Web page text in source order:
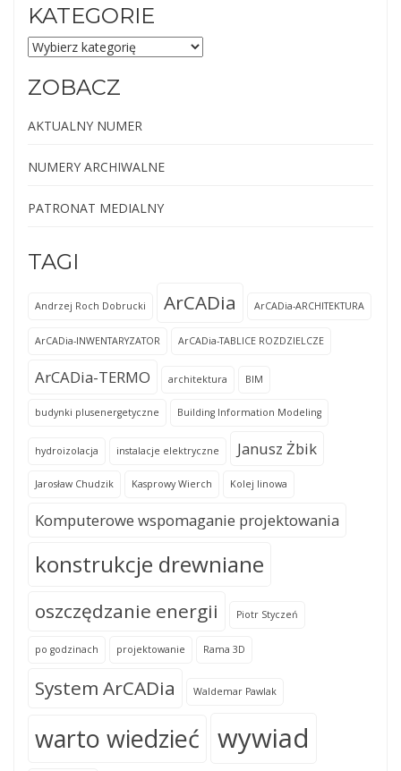
KATEGORIE
KATEGORIE
ZOBACZ
AKTUALNY NUMER
NUMERY ARCHIWALNE
PATRONAT MEDIALNY
TAGI
Andrzej Roch Dobrucki ArCADia ArCADia-ARCHITEKTURA
ArCADia-INWENTARYZATOR ArCADia-TABLICE ROZDZIELCZE
ArCADia-TERMO architektura BIM
budynki plusenergetyczne Building Information Modeling
hydroizolacja instalacje elektryczne Janusz Żbik
Jarosław Chudzik Kasprowy Wierch Kolej linowa
Komputerowe wspomaganie projektowania
konstrukcje drewniane
oszczędzanie energii Piotr Styczeń
po godzinach projektowanie Rama 3D
System ArCADia Waldemar Pawlak
warto wiedzieć wywiad